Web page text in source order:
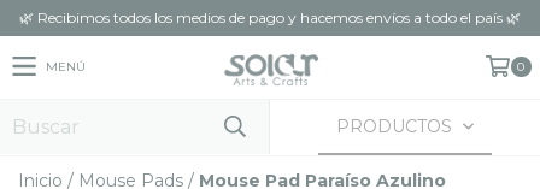
🌿 Recibimos todos los medios de pago y hacemos envíos a todo el país 🌿
MENÚ 0
PRODUCTOS
Inicio / Mouse Pads / Mouse Pad Paraíso Azulino